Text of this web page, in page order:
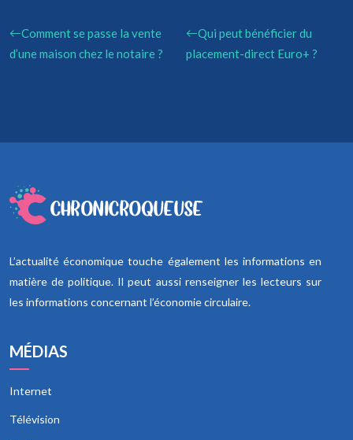
Comment se passe la vente
d’une maison chez le notaire ?
Qui peut bénéficier du
placement-direct Euro+ ?
L’actualité économique touche également les informations en
matière de politique. Il peut aussi renseigner les lecteurs sur
les informations concernant l’économie circulaire.
MÉDIAS
Internet
Télévision